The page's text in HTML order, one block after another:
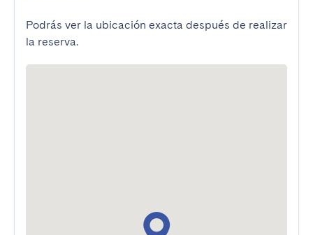
Podrás ver la ubicación exacta después de realizar
la reserva.